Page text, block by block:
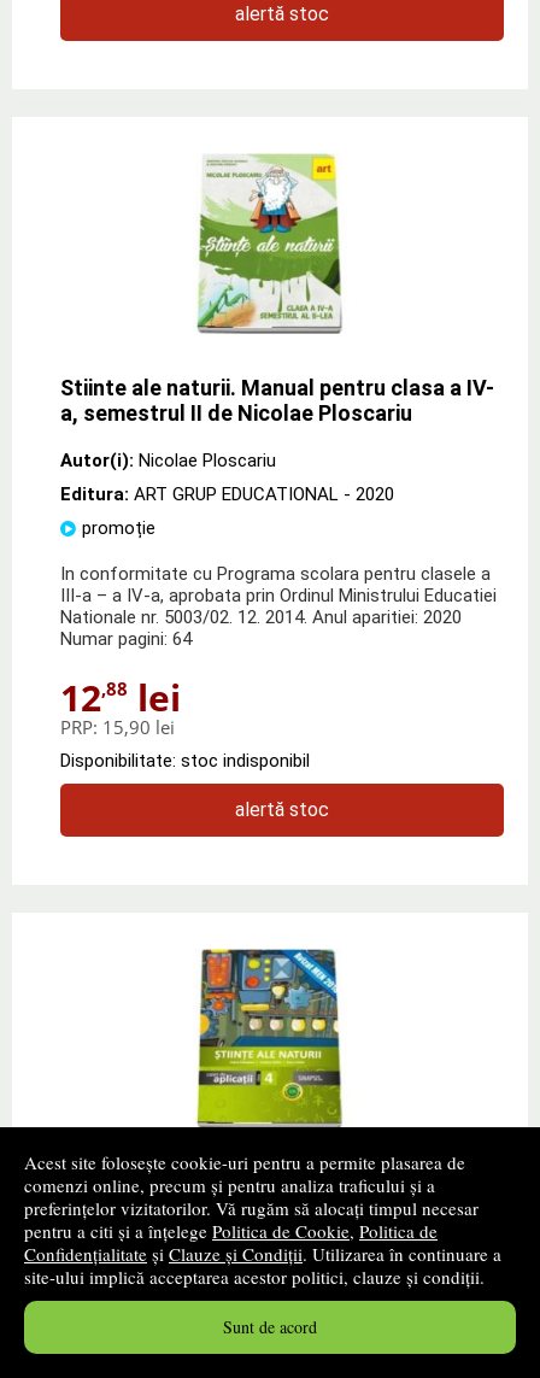
Acest site folosește cookie-uri pentru a permite plasarea de
comenzi online, precum și pentru analiza traficului și a
preferințelor vizitatorilor. Vă rugăm să alocați timpul necesar
pentru a citi și a înțelege Politica de Cookie, Politica de
Confidențialitate și Clauze și Condiții. Utilizarea în continuare a
site-ului implică acceptarea acestor politici, clauze și condiții.
Sunt de acord
alertă stoc
Stiinte ale naturii. Manual pentru clasa a IV-
a, semestrul II de Nicolae Ploscariu
Autor(i): Nicolae Ploscariu
Editura: ART GRUP EDUCATIONAL - 2020
promoție
In conformitate cu Programa scolara pentru clasele a
III-a – a IV-a, aprobata prin Ordinul Ministrului Educatiei
Nationale nr. 5003/02. 12. 2014. Anul aparitiei: 2020
Numar pagini: 64
12,88 lei
PRP: 15,90 lei
Disponibilitate: stoc indisponibil
alertă stoc
Științe ale naturii, caiet de aplicații, clasa a
IV-a
Autor(i): Ioana Campean
Editura:SINAPSIS- 2016